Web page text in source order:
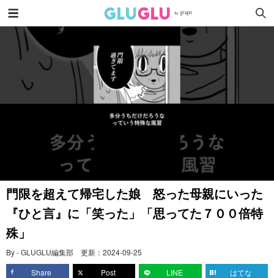
門限を超えて帰宅した娘 怒った母親にいった
『ひと言』に「笑った」「思ってた７００倍特
殊」
By - GLUGLU編集部 更新： 2024-09-25
Share
Post LINE はてな